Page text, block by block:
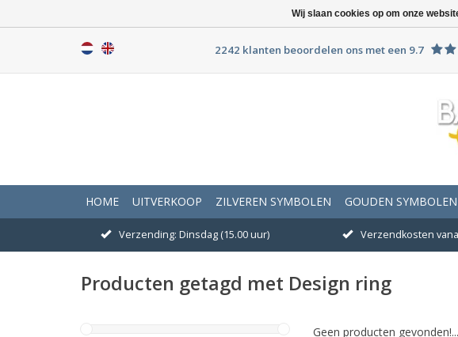
2242 klanten beoordelen ons met een 9.7
HOME UITVERKOOP ZILVEREN SYMBOLEN GOUDEN SYMBOLEN
Verzending: Dinsdag (15.00 uur) Verzendkosten
Producten getagd met Design ring
Geen producten gevonden!...
Wij slaan cookies op om onze